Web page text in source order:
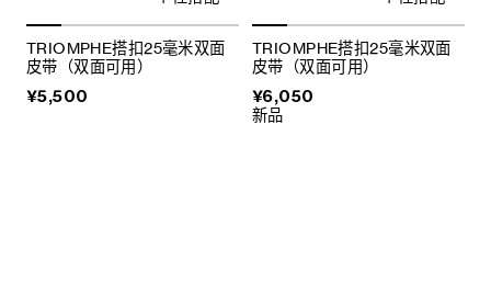
TRIOMPHE搭扣25毫米双面
皮带（双面可用）
¥5,500
TRIOMPHE搭扣25毫米双面
皮带（双面可用）
¥6,050
新品